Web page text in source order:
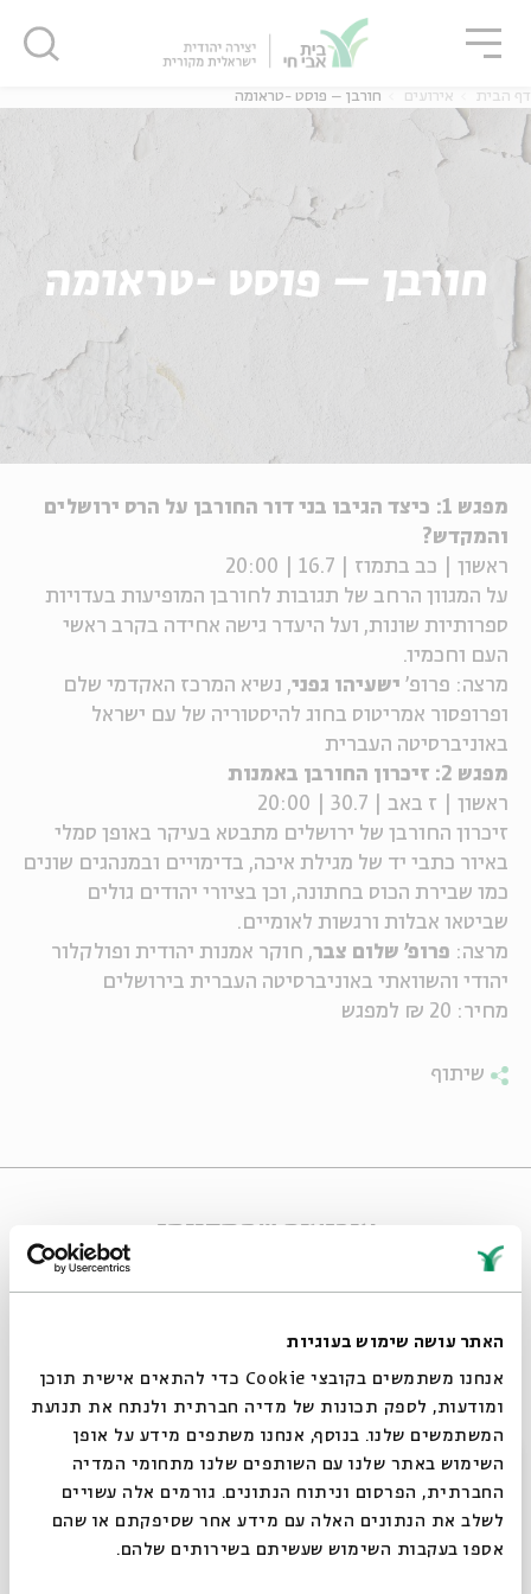
האתר עושה שימוש בעוגיות
אנחנו משתמשים בקובצי Cookie כדי להתאים אישית תוכן
ומודעות, לספק תכונות של מדיה חברתית ולנתח את תנועת
המשתמשים שלנו. בנוסף, אנחנו משתפים מידע על אופן
השימוש באתר שלנו עם השותפים שלנו מתחומי המדיה
החברתית, הפרסום וניתוח הנתונים. גורמים אלה עשויים
לשלב את הנתונים האלה עם מידע אחר שסיפקתם או שהם
אספו בעקבות השימוש שעשיתם בשירותים שלהם.
אנגלית
דף הבית אירועים חורבן – פוסט -טראומה
חורבן – פוסט -טראומה
מפגש 1: כיצד הגיבו בני דור החורבן על הרס ירושלים
והמקדש?
ראשון | כב בתמוז | 16.7 | 20:00
על המגוון הרחב של תגובות לחורבן המופיעות בעדויות
ספרותיות שונות, ועל היעדר גישה אחידה בקרב ראשי
העם וחכמיו.
מרצה: פרופ' ישעיהו גפני, נשיא המרכז האקדמי שלם
ופרופסור אמריטוס בחוג להיסטוריה של עם ישראל
באוניברסיטה העברית
מפגש 2: זיכרון החורבן באמנות
ראשון | ז באב | 30.7 | 20:00
זיכרון החורבן של ירושלים מתבטא בעיקר באופן סמלי
באיור כתבי יד של מגילת איכה, בדימויים ובמנהגים שונים
כמו שבירת הכוס בחתונה, וכן בציורי יהודים גולים
שביטאו אבלות ורגשות לאומיים.
מרצה: פרופ' שלום צבר, חוקר אמנות יהודית ופולקלור
יהודי והשוואתי באוניברסיטה העברית בירושלים
מחיר: 20 ₪ למפגש
שיתוף
אירועים שהתקיימו
חורבן – פוסט -טראומה 2
סגור
סגור